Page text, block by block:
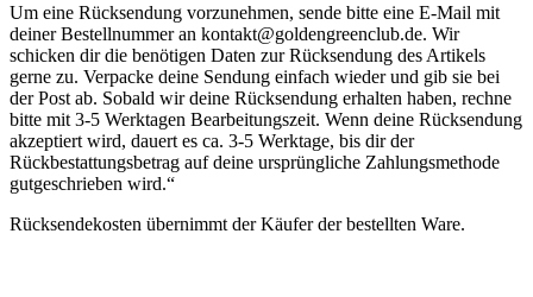
Um eine Rücksendung vorzunehmen, sende bitte eine E-Mail mit
deiner Bestellnummer an kontakt@goldengreenclub.de. Wir
schicken dir die benötigen Daten zur Rücksendung des Artikels
gerne zu. Verpacke deine Sendung einfach wieder und gib sie bei
der Post ab. Sobald wir deine Rücksendung erhalten haben, rechne
bitte mit 3-5 Werktagen Bearbeitungszeit. Wenn deine Rücksendung
akzeptiert wird, dauert es ca. 3-5 Werktage, bis dir der
Rückbestattungsbetrag auf deine ursprüngliche Zahlungsmethode
gutgeschrieben wird.“
Rücksendekosten übernimmt der Käufer der bestellten Ware.